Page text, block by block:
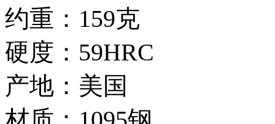
约重：159克
硬度：59HRC
产地：美国